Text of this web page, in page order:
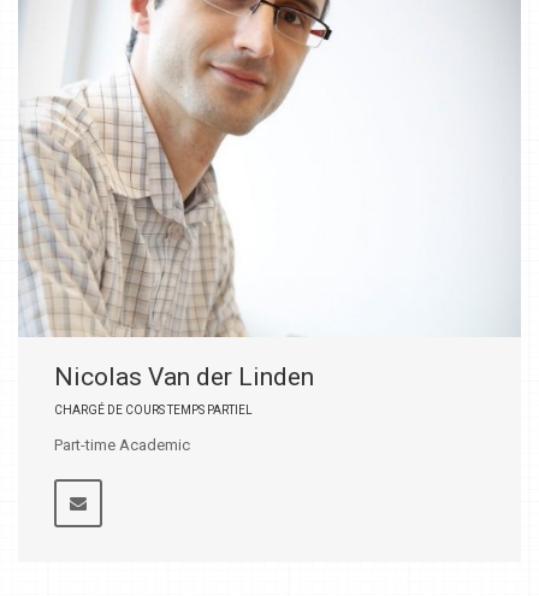
Nicolas Van der Linden
CHARGÉ DE COURS TEMPS PARTIEL
Part-time Academic